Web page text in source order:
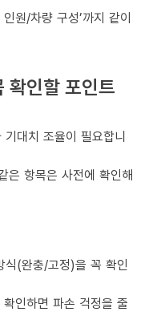
원/차량 구성’까지 같이
확인할 포인트
대치 조율이 필요합니
은 항목은 사전에 확인해
식(완충/고정)을 꼭 확인
인하면 파손 걱정을 줄